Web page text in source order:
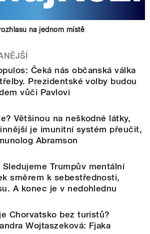
na jednom místě
Čeká nás občanská válka
Prezidentské volby budou
vůči Pavlovi
Většinou na neškodné látky,
je imunitní systém přeučit,
Abramson
Sledujeme Trumpův mentální
směrem k sebestřednosti,
A konec je v nedohlednu
Chorvatsko bez turistů?
Wojtaszeková: Fjaka